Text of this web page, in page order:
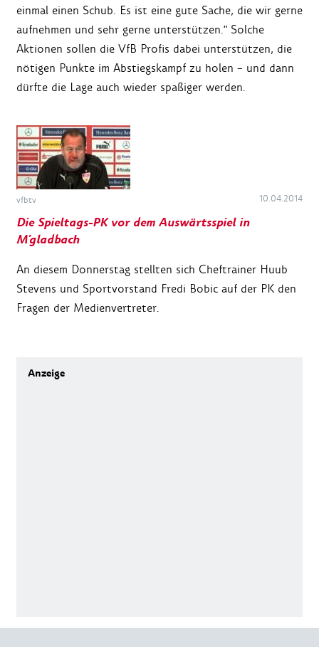
einmal einen Schub. Es ist eine gute Sache, die wir gerne
aufnehmen und sehr gerne unterstützen." Solche
Aktionen sollen die VfB Profis dabei unterstützen, die
nötigen Punkte im Abstiegskampf zu holen – und dann
dürfte die Lage auch wieder spaßiger werden.
vfbtv 10.04.2014
Die Spieltags-PK vor dem Auswärtsspiel in
M'gladbach
An diesem Donnerstag stellten sich Cheftrainer Huub
Stevens und Sportvorstand Fredi Bobic auf der PK den
Fragen der Medienvertreter.